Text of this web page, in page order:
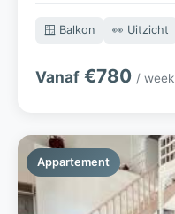
🪟 Balkon 👀 Uitzicht
Vanaf €780 / week
Appartement